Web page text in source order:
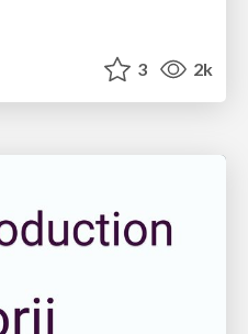
3 2k